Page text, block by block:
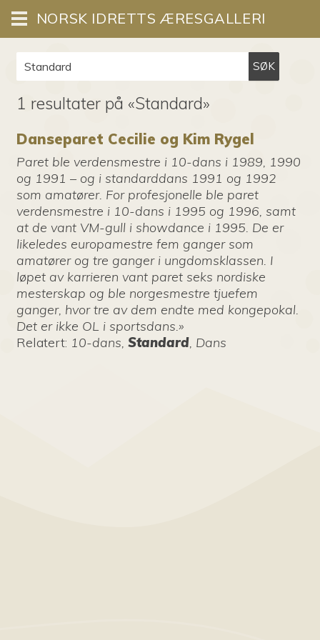
NORSK IDRETTS ÆRESGALLERI
SØK
1 resultater på «Standard»
Danseparet Cecilie og Kim Rygel
Paret ble verdensmestre i 10-dans i 1989, 1990
og 1991 – og i standarddans 1991 og 1992
som amatører. For profesjonelle ble paret
verdensmestre i 10-dans i 1995 og 1996, samt
at de vant VM-gull i showdance i 1995. De er
likeledes europamestre fem ganger som
amatører og tre ganger i ungdomsklassen. I
løpet av karrieren vant paret seks nordiske
mesterskap og ble norgesmestre tjuefem
ganger, hvor tre av dem endte med kongepokal.
Det er ikke OL i sportsdans.»
Relatert: 10-dans,Standard, Dans